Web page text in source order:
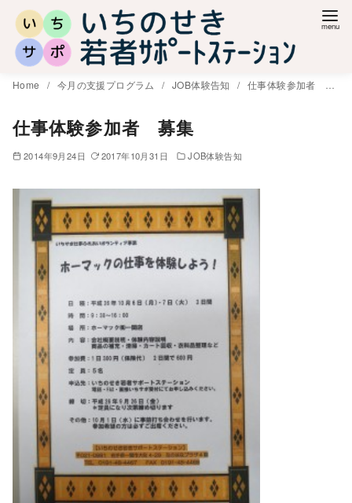
Home 今月の支援プログラム JOB体験告知 仕事体験参加者 募集
仕事体験参加者 募集
2014年9月24日 2017年10月31日 JOB体験告知